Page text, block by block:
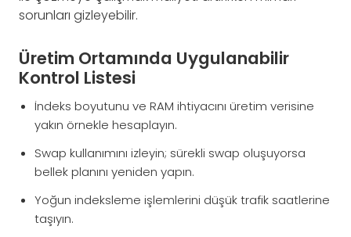
sorunları gizleyebilir.
Üretim Ortamında Uygulanabilir
Kontrol Listesi
İndeks boyutunu ve RAM ihtiyacını üretim verisine
yakın örnekle hesaplayın.
Swap kullanımını izleyin; sürekli swap oluşuyorsa
bellek planını yeniden yapın.
Yoğun indeksleme işlemlerini düşük trafik saatlerine
taşıyın.